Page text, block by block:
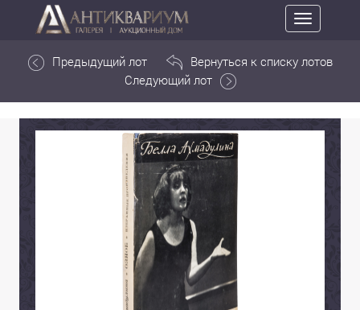
Toggle
navigation
Предыдущий лот
Вернуться к списку лотов
Следующий лот